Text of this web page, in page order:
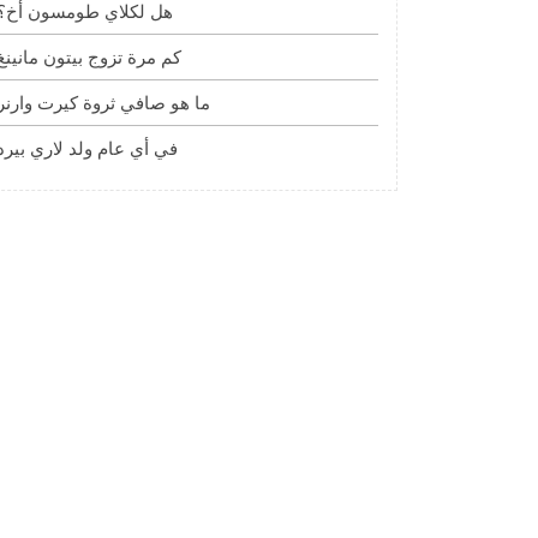
هل لكلاي طومسون
كم مرة تزوج بيتون
ما هو صافي ثروة كيرت
في أي عام ولد لاري